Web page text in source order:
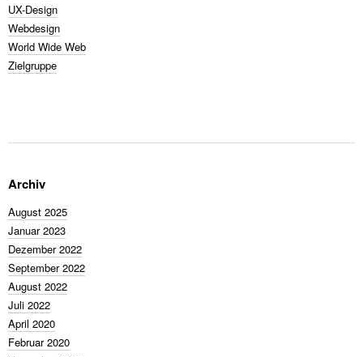
UX-Design
Webdesign
World Wide Web
Zielgruppe
Archiv
August 2025
Januar 2023
Dezember 2022
September 2022
August 2022
Juli 2022
April 2020
Februar 2020